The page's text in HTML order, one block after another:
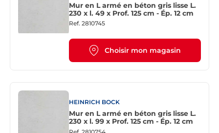
Mur en L armé en béton gris lisse L.
230 x l. 49 x Prof. 125 cm - Ép. 12 cm
Ref. 2810745
Choisir mon magasin
HEINRICH BOCK
Mur en L armé en béton gris lisse L.
230 x l. 99 x Prof. 125 cm - Ép. 12 cm